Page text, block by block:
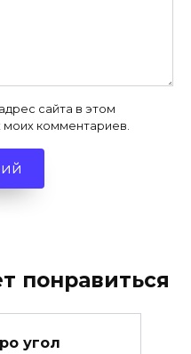
сайта в этом
комментариев.
понравиться
угол